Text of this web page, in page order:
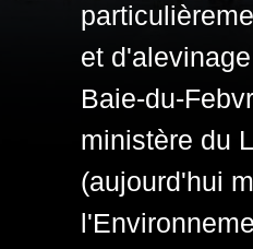
et
Baie-du-
ministère du
(aujourd'hui